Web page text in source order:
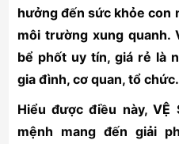
hưởng đến sức khỏe con
môi trường xung quanh.
bể phốt uy tín, giá rẻ là
gia đình, cơ quan, tổ chức.
Hiểu được điều này,
mệnh mang đến giải